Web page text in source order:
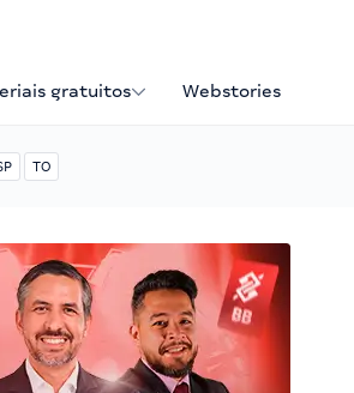
gratuitos Webstories
TO